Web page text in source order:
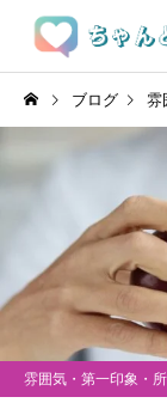
ブログ 雰
雰囲気・第一印象・